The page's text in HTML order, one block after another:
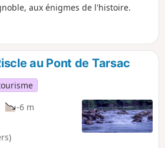
aux énigmes de l'histoire.
au Pont de Tarsac
-6 m